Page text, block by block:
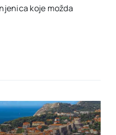
koje možda